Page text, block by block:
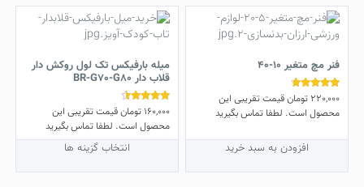
می
باشد.
گزینه
ها
ممکن
است
صفحه
محصول
شوند
فنر مچ متغیر 10-40
نمره
4.50
از 5
220,000 تومانقیمت تقریبی این
محصول است. لطفا تماس بگیرید
افزودن به سبد خرید
میله بارفیکس تک لول روکش دار
قلاب دار BR-G70-G80
نمره
4.25
از 5
160,000 تومانقیمت تقریبی این
محصول است. لطفا تماس بگیرید
انتخاب گزینه ها
دارای